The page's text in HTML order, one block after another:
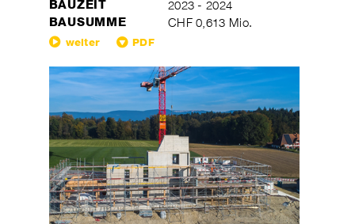
BAUZEIT 2023 - 2024
BAUSUMME CHF 0,613 Mio.
weiter PDF